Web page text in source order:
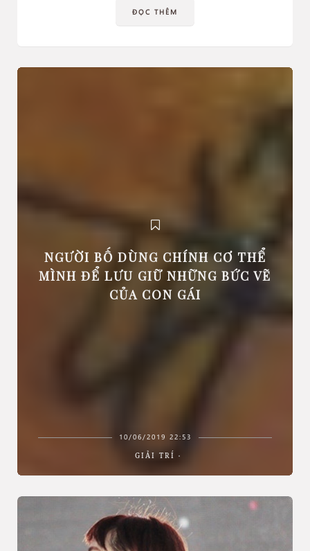
ĐỌC THÊM
NGƯỜI BỐ DÙNG CHÍNH CƠ THỂ
MÌNH ĐỂ LƯU GIỮ NHỮNG BỨC VẼ
CỦA CON GÁI
10/06/2019 22:53
GIẢI TRÍ